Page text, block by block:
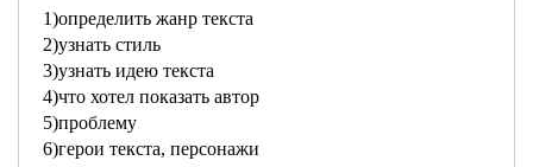
1)определить жанр текста
2)узнать стиль
3)узнать идею текста
4)что хотел показать автор
5)проблему
6)герои текста, персонажи